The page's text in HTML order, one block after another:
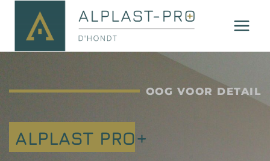
OOG VOOR DETAIL
ALPLAST PRO+